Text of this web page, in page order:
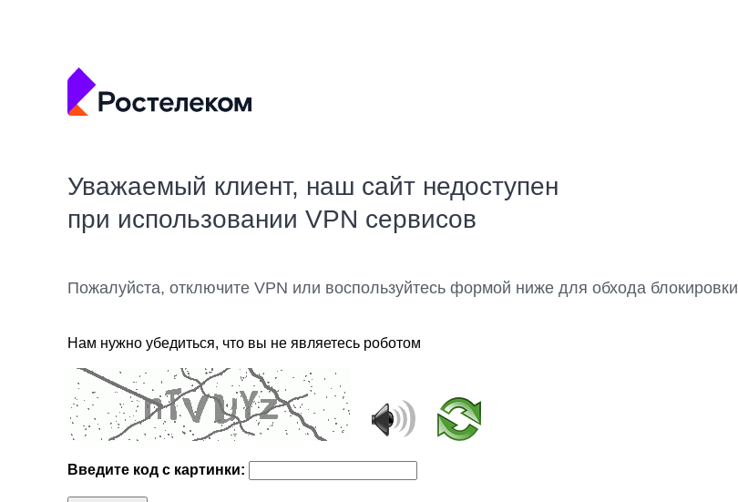
Уважаемый клиент, наш сайт недоступен
при использовании VPN сервисов
Пожалуйста, отключите VPN или воспользуйтесь формой ниже для обхода блокировки
Нам нужно убедиться, что вы не являетесь роботом
Введите код с картинки: